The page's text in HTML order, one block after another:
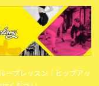
ープレッスン｜ヒップアッ